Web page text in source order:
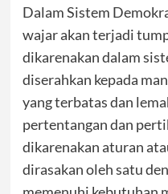
Dalam Sistem
wajar akan terjadi
dikarenakan dalam
diserahkan kepada
yang terbatas dan
pertentangan dan
dikarenakan aturan
dirasakan oleh satu